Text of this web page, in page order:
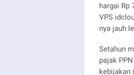
hargai Rp
VPS
nya jauh
Setahun
pajak
kebijakan